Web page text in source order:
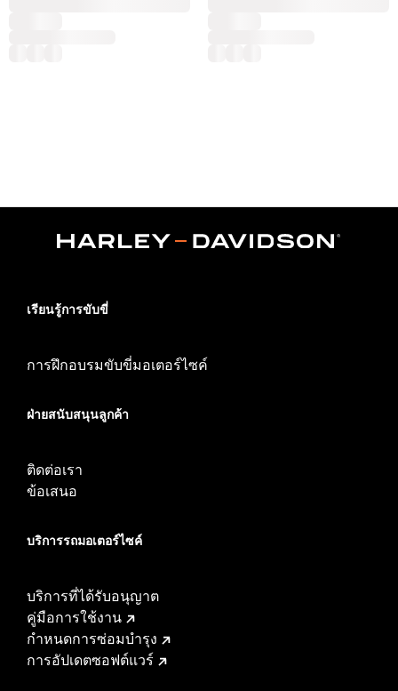
เรียนรู้การขับขี่
การฝึกอบรมขับขี่มอเตอร์ไซค์
ฝ่ายสนับสนุนลูกค้า
ติดต่อเรา
ข้อเสนอ
บริการรถมอเตอร์ไซค์​
บริการที่ได้รับอนุญาต
คู่มือการใช้งาน
กำหนดการซ่อมบำรุง
การอัปเดตซอฟต์แวร์